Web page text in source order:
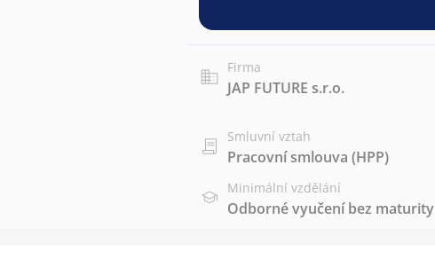
Firma
JAP FUTURE s.r.o.
Smluvní vztah
Pracovní smlouva (HPP)
Minimální vzdělání
Odborné vyučení bez maturity